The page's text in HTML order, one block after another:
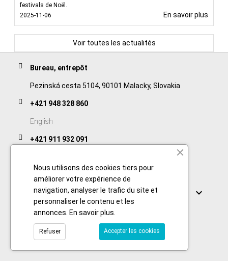
festivals de Noël.
2025-11-06
En savoir plus
Voir toutes les actualités
Bureau, entrepôt
Pezinská cesta 5104, 90101 Malacky, Slovakia
+421 948 328 860
English
+421 911 932 091
Links 
Nous utilisons des cookies tiers pour
améliorer votre expérience de
navigation, analyser le trafic du site et
personnaliser le contenu et les
annonces. En savoir plus
Accepter les cookies
Refuser